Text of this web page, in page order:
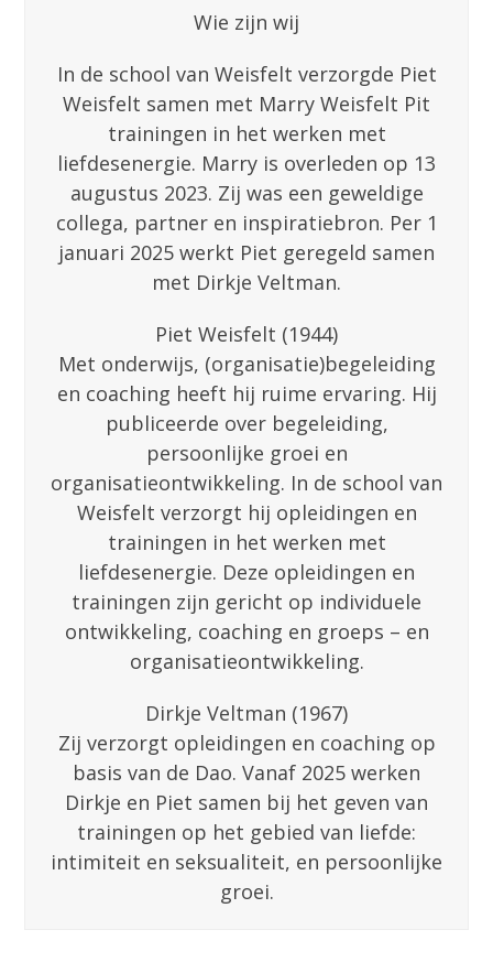
Wie zijn wij
In de school van Weisfelt verzorgde Piet
Weisfelt samen met Marry Weisfelt Pit
trainingen in het werken met
liefdesenergie. Marry is overleden op 13
augustus 2023. Zij was een geweldige
collega, partner en inspiratiebron. Per 1
januari 2025 werkt Piet geregeld samen
met Dirkje Veltman.
Piet Weisfelt (1944)
Met onderwijs, (organisatie)begeleiding
en coaching heeft hij ruime ervaring. Hij
publiceerde over begeleiding,
persoonlijke groei en
organisatieontwikkeling. In de school van
Weisfelt verzorgt hij opleidingen en
trainingen in het werken met
liefdesenergie. Deze opleidingen en
trainingen zijn gericht op individuele
ontwikkeling, coaching en groeps – en
organisatieontwikkeling.
Dirkje Veltman (1967)
Zij verzorgt opleidingen en coaching op
basis van de Dao. Vanaf 2025 werken
Dirkje en Piet samen bij het geven van
trainingen op het gebied van liefde:
intimiteit en seksualiteit, en persoonlijke
groei.